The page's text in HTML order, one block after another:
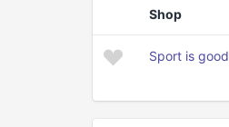
Shop
Sport is good